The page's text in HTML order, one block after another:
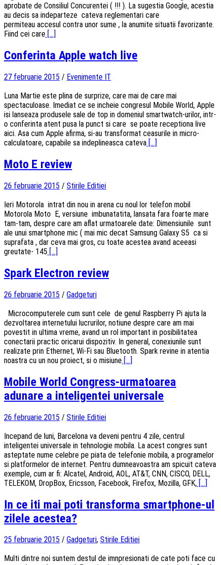
aprobate de Consiliul Concurentei ( !!! ). La sugestia Google, acestia
au decis sa indeparteze cateva reglementari care
permiteau accesul contra unor sume , la anumite situatii favorizante.
Fiind cei care [...]
Conferinta Apple watch live
27 februarie 2015 / Evenimente IT
Luna Martie este plina de surprize, care mai de care mai
spectaculoase. Imediat ce se incheie congresul Mobile World, Apple
isi lanseaza produsele sale de top in domeniul smartwatch-urilor, intr-
o conferinta atent pusa la punct si care se poate receptiona live
aici. Asa cum Apple afirma, si-au transformat ceasurile in micro-
calculatoare, capabile sa indeplineasca cateva [...]
Moto E review
26 februarie 2015 / Stirile Editiei
Ieri Motorola intrat din nou in arena cu noul lor telefon mobil
Motorola Moto E, versiune imbunatatita, lansata fara foarte mare
tam-tam, despre care am aflat urmatoarele date: Dimensiunile sunt
ale unui smartphone mic ( mai mic decat Samsung Galaxy S5 ca si
suprafata , dar ceva mai gros, cu toate acestea avand aceeasi
greutate- 145 [...]
Spark Electron review
26 februarie 2015 / Gadgeturi
Microcomputerele cum sunt cele de genul Raspberry Pi ajuta la
dezvoltarea internetului lucrurilor, notiune despre care am mai
povestit in ultima vreme, avand un rol important in posibilitatea
conectarii practic oricarui dispozitiv. In general, conexiunile sunt
realizate prin Ethernet, Wi-Fi sau Bluetooth. Spark revine in atentia
noastra cu un nou proiect, si o misiune [...]
Mobile World Congress-urmatoarea
adunare a inteligentei universale
26 februarie 2015 / Stirile Editiei
Incepand de luni, Barcelona va deveni pentru 4 zile, centrul
inteligentei universale in tehnologie mobila. La acest congres sunt
asteptate nume celebre pe piata de telefonie mobila, a programelor
si platformelor de internet. Pentru dumneavoastra am spicuit cateva
exemple, cum ar fi: Alcatel, Android, AOL, AT&T, CNN, CISCO, DELL,
TELEKOM, DropBox, Ericsson, Facebook, Firefox, Mozilla, GFK, [...]
In ce iti mai poti transforma smartphone-ul
zilele acestea?
25 februarie 2015 / Gadgeturi, Stirile Editiei
Multi dintre noi suntem destul de imnpresionati de cate poti face cu